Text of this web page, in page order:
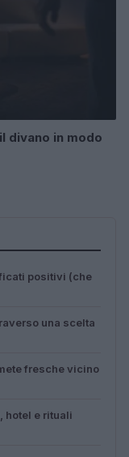
divano in modo
positivi (che
una scelta
fresche vicino
hotel e rituali